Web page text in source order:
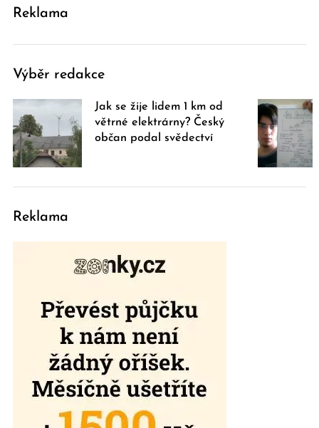
Reklama
Výběr redakce
Jak se žije lidem 1 km od
větrné elektrárny? Český
občan podal svědectví
Reklama